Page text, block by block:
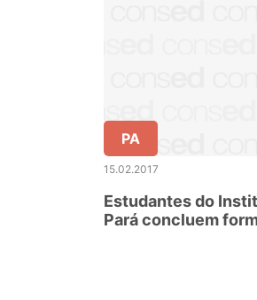
PA
15.02.2017
Estudantes do
Pará concluem